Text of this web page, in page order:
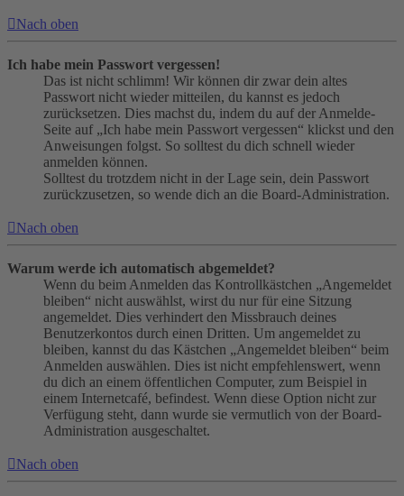
Nach oben
Ich habe mein Passwort vergessen!
Das ist nicht schlimm! Wir können dir zwar dein altes
Passwort nicht wieder mitteilen, du kannst es jedoch
zurücksetzen. Dies machst du, indem du auf der Anmelde-
Seite auf „Ich habe mein Passwort vergessen“ klickst und den
Anweisungen folgst. So solltest du dich schnell wieder
anmelden können.
Solltest du trotzdem nicht in der Lage sein, dein Passwort
zurückzusetzen, so wende dich an die Board-Administration.
Nach oben
Warum werde ich automatisch abgemeldet?
Wenn du beim Anmelden das Kontrollkästchen „Angemeldet
bleiben“ nicht auswählst, wirst du nur für eine Sitzung
angemeldet. Dies verhindert den Missbrauch deines
Benutzerkontos durch einen Dritten. Um angemeldet zu
bleiben, kannst du das Kästchen „Angemeldet bleiben“ beim
Anmelden auswählen. Dies ist nicht empfehlenswert, wenn
du dich an einem öffentlichen Computer, zum Beispiel in
einem Internetcafé, befindest. Wenn diese Option nicht zur
Verfügung steht, dann wurde sie vermutlich von der Board-
Administration ausgeschaltet.
Nach oben